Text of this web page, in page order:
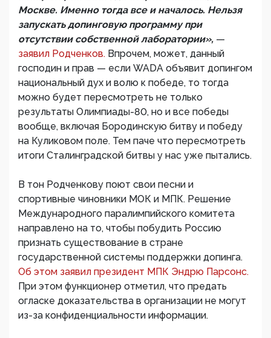
Москве. Именно тогда все и началось. Нельзя
запускать допинговую программу при
отсутствии собственной лаборатории», —
заявил Родченков. Впрочем, может, данный
господин и прав — если WADA объявит допингом
национальный дух и волю к победе, то тогда
можно будет пересмотреть не только
результаты Олимпиады-80, но и все победы
вообще, включая Бородинскую битву и победу
на Куликовом поле. Тем паче что пересмотреть
итоги Сталинградской битвы у нас уже пытались.
В тон Родченкову поют свои песни и
спортивные чиновники МОК и МПК. Решение
Международного паралимпийского комитета
направлено на то, чтобы побудить Россию
признать существование в стране
государственной системы поддержки допинга.
Об этом заявил президент МПК Эндрю Парсонс.
При этом функционер отметил, что предать
огласке доказательства в организации не могут
из-за конфиденциальности информации.